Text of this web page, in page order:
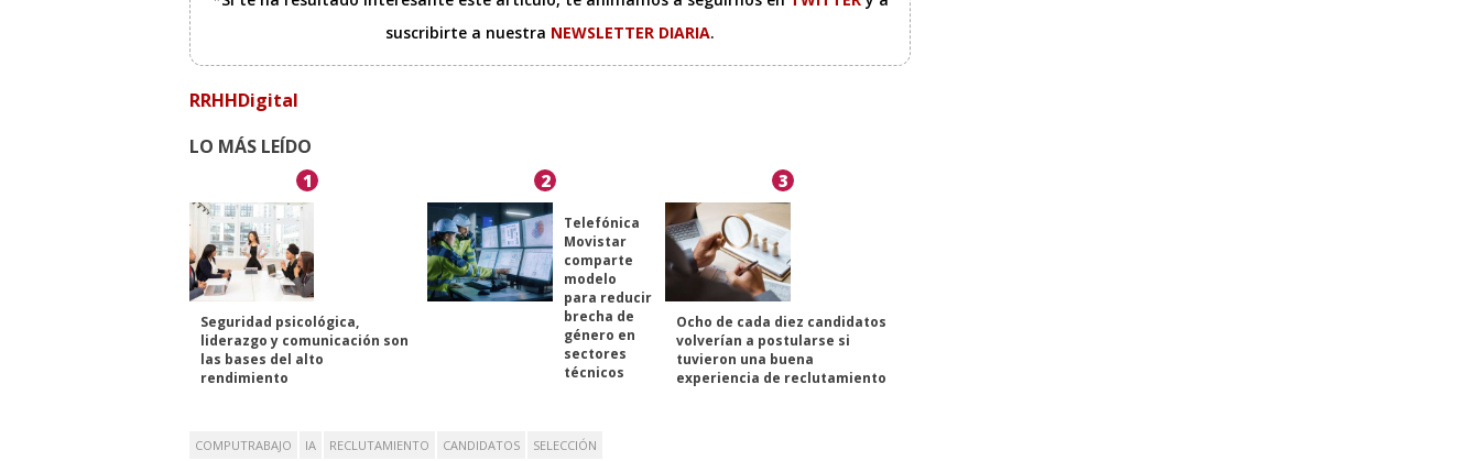
suscribirte a nuestra NEWSLETTER DIARIA.
RRHHDigital
LO MÁS LEÍDO
1
Seguridad psicológica,
liderazgo y comunicación son
las bases del alto
rendimiento
2
Telefónica
Movistar
comparte
modelo
para reducir
brecha de
género en
sectores
técnicos
3
Ocho de cada diez candidatos
volverían a postularse si
tuvieron una buena
experiencia de reclutamiento
COMPUTRABAJO IA RECLUTAMIENTO CANDIDATOS SELECCIÓN